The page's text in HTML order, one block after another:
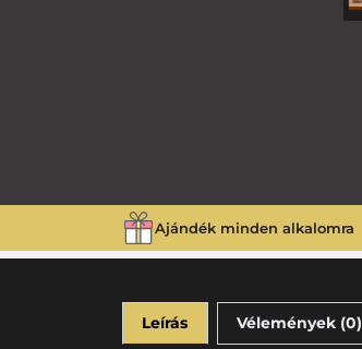
Ajándék minden alkalomra
Leírás Vélemények (0)